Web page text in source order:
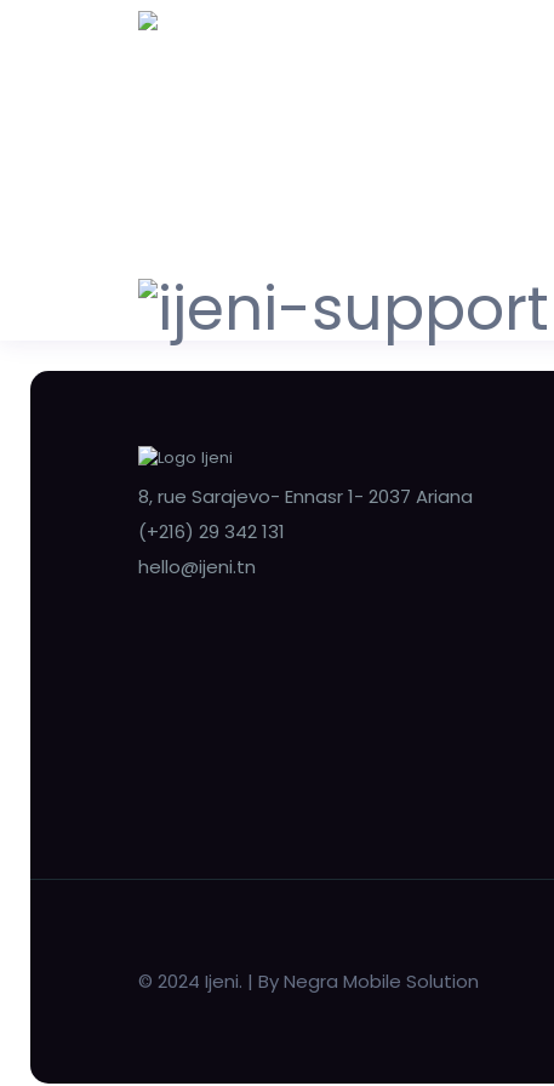
8, rue Sarajevo- Ennasr 1- 2037 Ariana
(+216) 29 342 131
hello@ijeni.tn
© 2024 Ijeni. | By Negra Mobile Solution